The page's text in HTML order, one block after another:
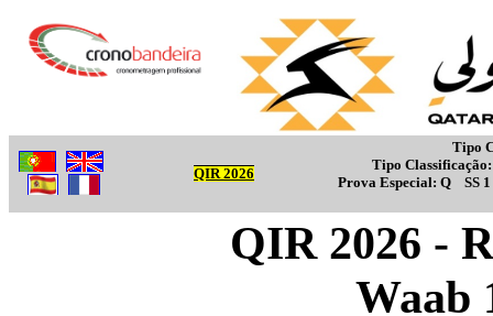
QIR 2026
Tipo
Tipo
Prova Especial: Q
SS 1
QIR 2026 -
Waab